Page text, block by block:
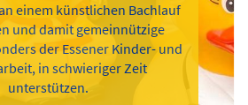
einem künstlichen Bachlauf
und damit gemeinnützige
der Essener Kinder- und
in schwieriger Zeit
unterstützen.